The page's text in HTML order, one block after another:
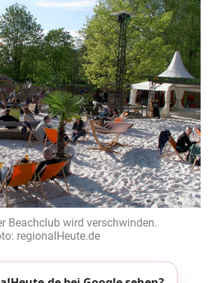
Beachclub wird verschwinden.
regionalHeute.de